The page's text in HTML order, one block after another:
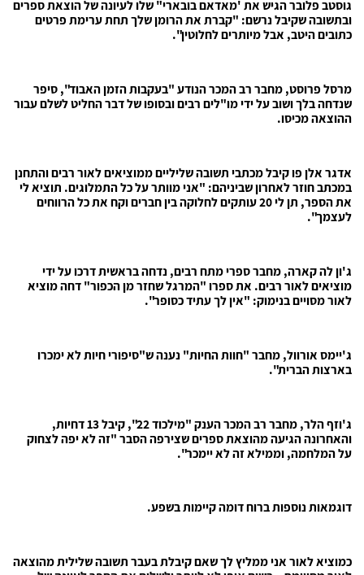
גוסטב פלובר הגיש את 'מאדאם בובארי" שלו לעיונה של הוצאת ספרים
ובתשובה שקיבל נרשם: "קברת את הרומן שלך תחת ערימת פרטים
כתובים היטב, אבל מיותרים לחלוטין".
מרסל פרוסט, מחבר רב המכר הנודע "בעקבות הזמן האבוד", סיפר
שנדחה בלך ושוב על ידי מו"לים רבים ובסופו של דבר החליט לשלם עבור
ההוצאה מכיסו.
אדגר אלן פו קיבל מכתבי תשובה שליליים ממוציאים לאור רבים והתחנן
במכתב חוזר לאחרון שביניהם: "אני מוותר על כל התמלוגים. תוציא לי
את הספר, תן לי 20 עותקים לחלוקה בין חברים וקח את כל הרווחים
לעצמך".
ג'ון לה קארה, מחבר ספרי מתח רבים, נדחה בראשית דרכו על ידי
מוציאים לאור רבים. את ספרו "המרגל שחזר מן הכפור" דחה מוציא
לאור מסויים בנימוק: "אין לך עתיד כסופר".
ג'יימס אורוול, מחבר "חוות החיות" נענה ש"סיפורי חיות לא ימכרו
בארצות הברית".
ג'וזף הלר, מחבר רב המכר הענק "מילכוד 22", קיבל 13 דחיות,
והאחרונה הגיעה מהוצאת ספרים שצירפה הסבר "זה לא יפה לצחוק
על המלחמה, וממילא זה לא יימכר".
דוגמאות נוספות ברוח דומה קיימות בשפע.
כמוציא לאור אני ממליץ לך שאם קיבלת בעבר תשובה שלילית מהוצאה